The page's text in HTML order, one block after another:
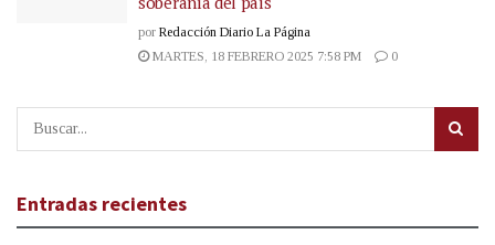
por Redacción Diario La Página
MARTES, 18 FEBRERO 2025 7:58 PM
0
Entradas recientes